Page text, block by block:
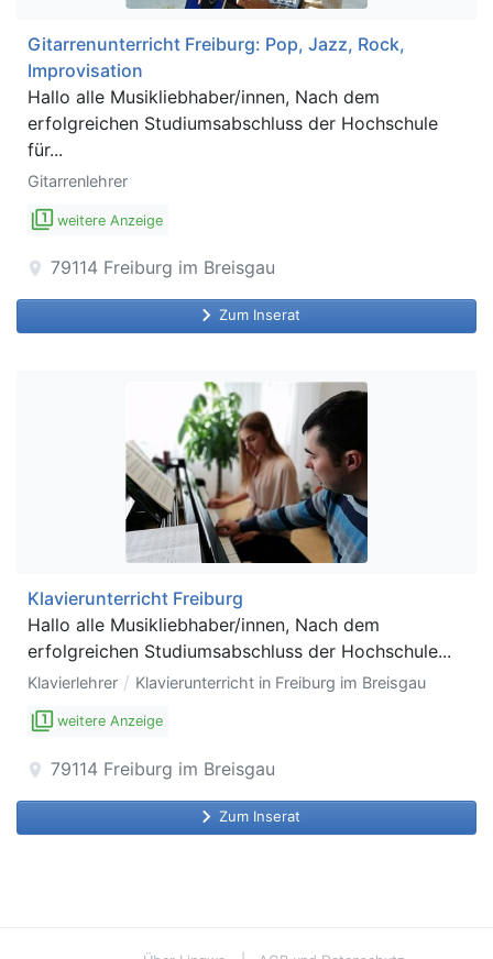
Gitarrenunterricht Freiburg: Pop, Jazz, Rock,
Improvisation
Hallo alle Musikliebhaber/innen, Nach dem
erfolgreichen Studiumsabschluss der Hochschule
für...
Gitarrenlehrer
filter_1 weitere Anzeige
location_on 79114 Freiburg im Breisgau
keyboard_arrow_right Zum Inserat
Klavierunterricht Freiburg
Hallo alle Musikliebhaber/innen, Nach dem
erfolgreichen Studiumsabschluss der Hochschule...
Klavierlehrer / Klavierunterricht in Freiburg im Breisgau
filter_1 weitere Anzeige
location_on 79114 Freiburg im Breisgau
keyboard_arrow_right Zum Inserat